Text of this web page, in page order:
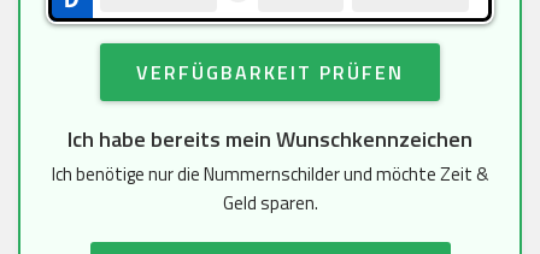
VERFÜGBARKEIT PRÜFEN
Ich habe bereits mein Wunschkennzeichen
Ich benötige nur die Nummernschilder und möchte Zeit &
Geld sparen.